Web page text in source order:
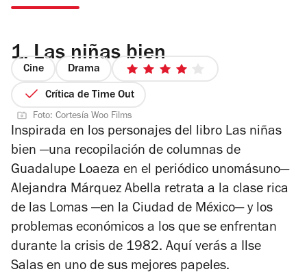
1. Las niñas bien
Cine Drama
4
estrellas
Crítica de Time Out
Foto: Cortesía Woo Films
Inspirada en los personajes del libro Las niñas
bien —una recopilación de columnas de
Guadalupe Loaeza en el periódico unomásuno—
Alejandra Márquez Abella retrata a la clase rica
de las Lomas —en la Ciudad de México— y los
problemas económicos a los que se enfrentan
durante la crisis de 1982. Aquí verás a Ilse
Salas en uno de sus mejores papeles.